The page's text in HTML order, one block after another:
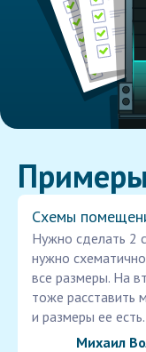
Схемы
Нужно сделать 2
нужно
все размеры. На
тоже расставить
и размеры ее есть.
Михаил